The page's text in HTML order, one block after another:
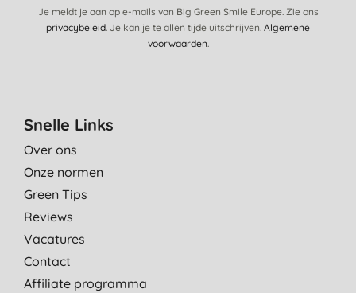
Je meldt je aan op e-mails van Big Green Smile Europe. Zie ons
privacybeleid. Je kan je te allen tijde uitschrijven. Algemene
voorwaarden.
Snelle Links
Over ons
Onze normen
Green Tips
Reviews
Vacatures
Contact
Affiliate programma